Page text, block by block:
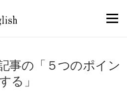
メニュー
事の「５つのポイン
る」